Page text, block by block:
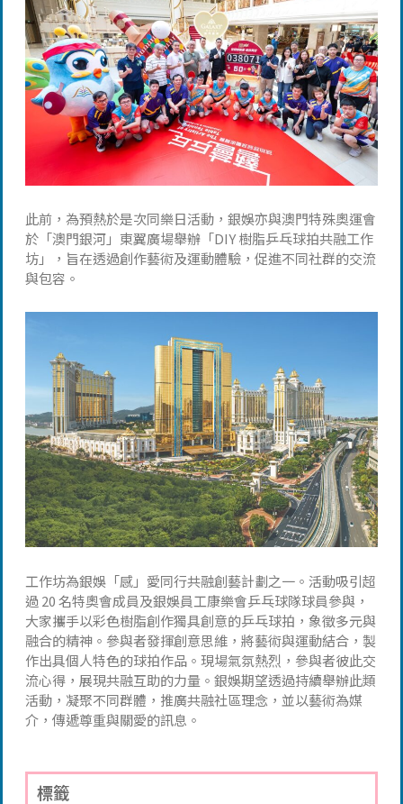
此前，為預熱於是次同樂日活動，銀娛亦與澳門特殊奧運會
於「澳門銀河」東翼廣場舉辦「DIY 樹脂乒乓球拍共融工作
坊」，旨在透過創作藝術及運動體驗，促進不同社群的交流
與包容。
工作坊為銀娛「感」愛同行共融創藝計劃之一。活動吸引超
過 20 名特奧會成員及銀娛員工康樂會乒乓球隊球員參與，
大家攜手以彩色樹脂創作獨具創意的乒乓球拍，象徵多元與
融合的精神。參與者發揮創意思維，將藝術與運動結合，製
作出具個人特色的球拍作品。現場氣氛熱烈，參與者彼此交
流心得，展現共融互助的力量。銀娛期望透過持續舉辦此類
活動，凝聚不同群體，推廣共融社區理念，並以藝術為媒
介，傳遞尊重與關愛的訊息。
標籤